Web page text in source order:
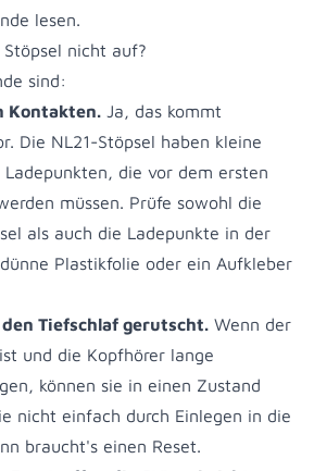
lesen.
nicht auf?
sind:
Kontakten. Ja, das kommt
Die NL21-Stöpsel haben kleine
Ladepunkten, die vor dem ersten
müssen. Prüfe sowohl die
als auch die Ladepunkte in der
Plastikfolie oder ein Aufkleber
Tiefschlaf gerutscht. Wenn der
und die Kopfhörer lange
können sie in einen Zustand
nicht einfach durch Einlegen in die
braucht's einen Reset.